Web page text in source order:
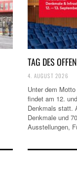
TAG DES
4. AUGUST 2026
Unter dem
findet am 12.
Denkmals statt.
Denkmale und
Ausstellungen,